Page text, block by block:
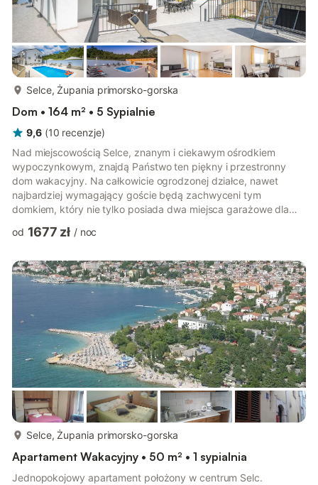
Selce, Żupania primorsko-gorska
Dom • 164 m² • 5 Sypialnie
9,6 (10 recenzje)
Nad miejscowością Selce, znanym i ciekawym ośrodkiem
wypoczynkowym, znajdą Państwo ten piękny i przestronny
dom wakacyjny. Na całkowicie ogrodzonej działce, nawet
najbardziej wymagający goście będą zachwyceni tym
domkiem, który nie tylko posiada dwa miejsca garażowe dla
dwie sypialnie z łazienkami, natomiast na piętrze są jeszcze
miejsce z zapleczem rekreacyjnym, bogatą ofertą
gastronomiczną, promenadami i wieloma możliwościami
spędzenia relaksującego i aktywnego urlop...
od 1677 zł / noc
Selce, Żupania primorsko-gorska
Apartament Wakacyjny • 50 m² • 1 sypialnia
Jednopokojowy apartament położony w centrum Selc.